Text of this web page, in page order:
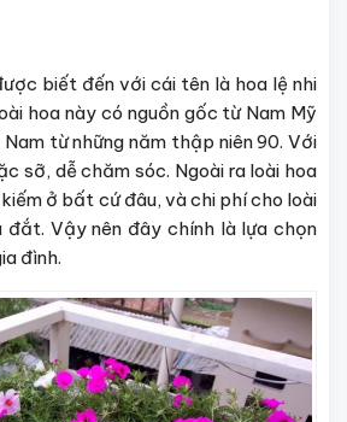
biết đến với cái tên là hoa lệ nhi
hoa này có nguồn gốc từ Nam Mỹ
từ những năm thập niên 90. Với
sỡ, dễ chăm sóc. Ngoài ra loài hoa
ở bất cứ đâu, và chi phí cho loài
đắt. Vậy nên đây chính là lựa chọn
đình.